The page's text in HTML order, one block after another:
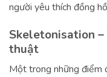
người yêu thích đồng
Skeletonisation
thuật
Một trong những điểm